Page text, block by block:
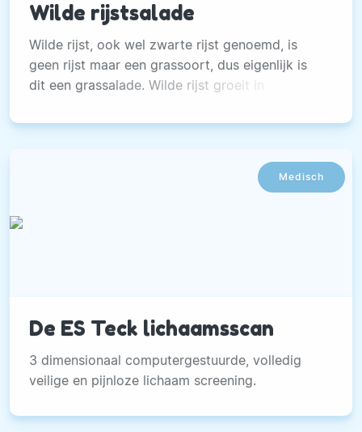
Wilde rijstsalade
Wilde rijst, ook wel zwarte rijst genoemd, is
geen rijst maar een grassoort, dus eigenlijk is
dit een grassalade. Wilde rijst groeit in
Medisch
De ES Teck lichaamsscan
3 dimensionaal computergestuurde, volledig
veilige en pijnloze lichaam screening.